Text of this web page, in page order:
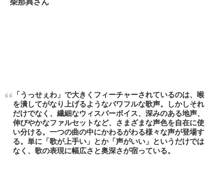
柴那典さん
「うっせぇわ」で大きくフィーチャーされているのは、喉
を潰してがなり上げるようなパワフルな歌声。しかしそれ
だけでなく、繊細なウィスパーボイス、深みのある地声、
伸びやかなファルセットなど、さまざまな声色を自在に使
い分ける。一つの曲の中にかわるがわる様々な声が登場す
る。単に「歌が上手い」とか「声がいい」というだけでは
なく、歌の表現に幅広さと奥深さが宿っている。